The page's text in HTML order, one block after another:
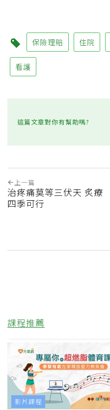
保險理賠 住院
看護
這篇文章對你有幫助嗎?
上一篇
治疼痛莫等三伏天 炙療
四季可行
課程推薦
影片課程